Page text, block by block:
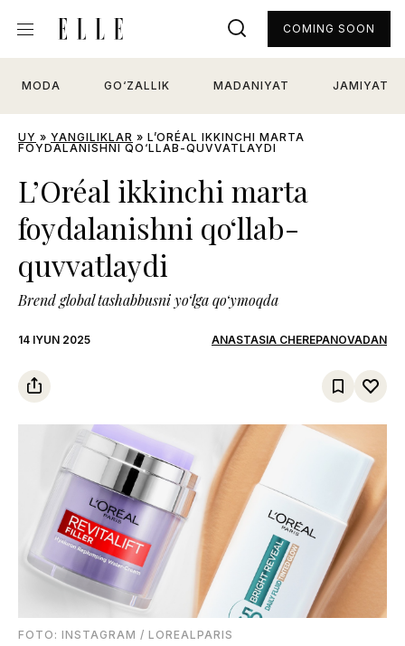
MODA GO‘ZALLIK MADANIYAT JAMIYAT
COMING SOON
UY » YANGILIKLAR » L’ORÉAL IKKINCHI MARTA
FOYDALANISHNI QO‘LLAB-QUVVATLAYDI
L’Oréal ikkinchi marta
foydalanishni qo‘llab-
quvvatlaydi
Brend global tashabbusni yo‘lga qo‘ymoqda
14 IYUN 2025 ANASTASIA CHEREPANOVADAN
FOTO: INSTAGRAM / LOREALPARIS